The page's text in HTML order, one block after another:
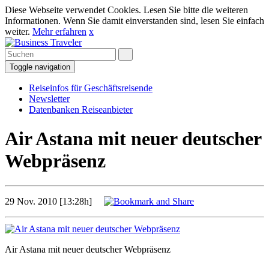
Diese Webseite verwendet Cookies. Lesen Sie bitte die weiteren
Informationen. Wenn Sie damit einverstanden sind, lesen Sie einfach
weiter. Mehr erfahren x
Toggle navigation
Reiseinfos für Geschäftsreisende
Newsletter
Datenbanken Reiseanbieter
Air Astana mit neuer deutscher
Webpräsenz
29 Nov. 2010 [13:28h]
Air Astana mit neuer deutscher Webpräsenz